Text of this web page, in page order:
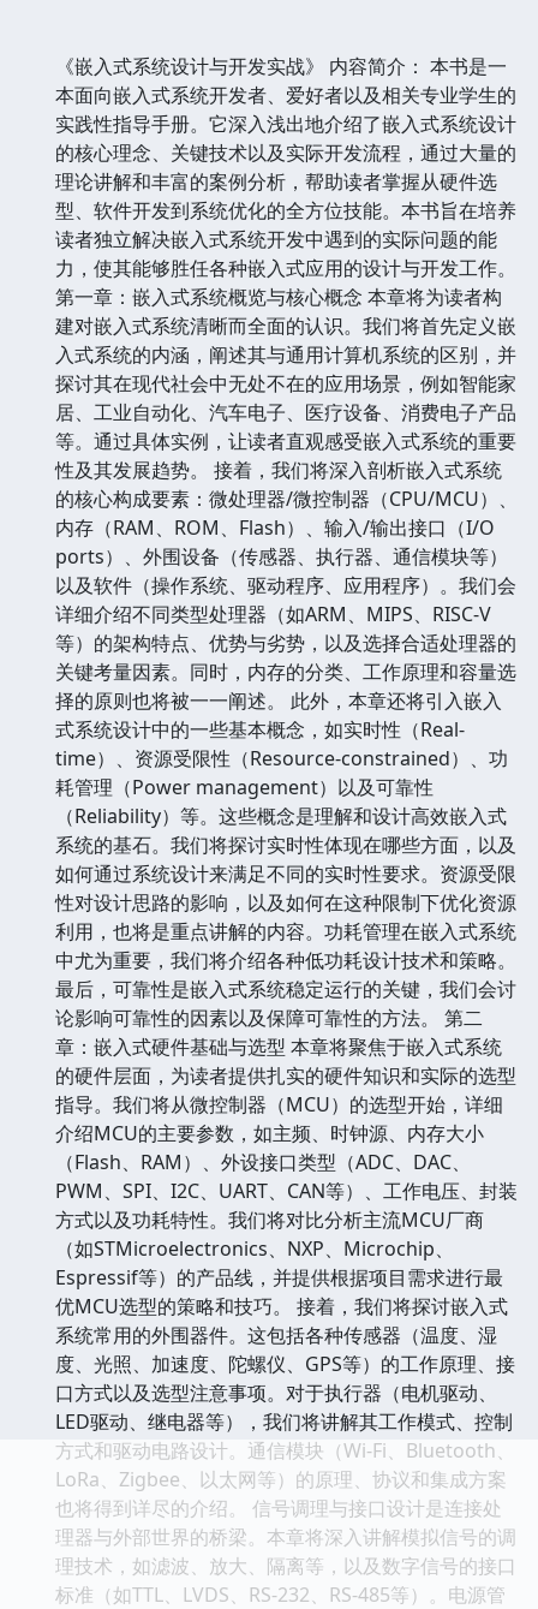
《嵌入式系统设计与开发实战》 内容简介： 本书是一
本面向嵌入式系统开发者、爱好者以及相关专业学生的
实践性指导手册。它深入浅出地介绍了嵌入式系统设计
的核心理念、关键技术以及实际开发流程，通过大量的
理论讲解和丰富的案例分析，帮助读者掌握从硬件选
型、软件开发到系统优化的全方位技能。本书旨在培养
读者独立解决嵌入式系统开发中遇到的实际问题的能
力，使其能够胜任各种嵌入式应用的设计与开发工作。
第一章：嵌入式系统概览与核心概念 本章将为读者构
建对嵌入式系统清晰而全面的认识。我们将首先定义嵌
入式系统的内涵，阐述其与通用计算机系统的区别，并
探讨其在现代社会中无处不在的应用场景，例如智能家
居、工业自动化、汽车电子、医疗设备、消费电子产品
等。通过具体实例，让读者直观感受嵌入式系统的重要
性及其发展趋势。 接着，我们将深入剖析嵌入式系统
的核心构成要素：微处理器/微控制器（CPU/MCU）、
内存（RAM、ROM、Flash）、输入/输出接口（I/O
ports）、外围设备（传感器、执行器、通信模块等）
以及软件（操作系统、驱动程序、应用程序）。我们会
详细介绍不同类型处理器（如ARM、MIPS、RISC-V
等）的架构特点、优势与劣势，以及选择合适处理器的
关键考量因素。同时，内存的分类、工作原理和容量选
择的原则也将被一一阐述。 此外，本章还将引入嵌入
式系统设计中的一些基本概念，如实时性（Real-
time）、资源受限性（Resource-constrained）、功
耗管理（Power management）以及可靠性
（Reliability）等。这些概念是理解和设计高效嵌入式
系统的基石。我们将探讨实时性体现在哪些方面，以及
如何通过系统设计来满足不同的实时性要求。资源受限
性对设计思路的影响，以及如何在这种限制下优化资源
利用，也将是重点讲解的内容。功耗管理在嵌入式系统
中尤为重要，我们将介绍各种低功耗设计技术和策略。
最后，可靠性是嵌入式系统稳定运行的关键，我们会讨
论影响可靠性的因素以及保障可靠性的方法。 第二
章：嵌入式硬件基础与选型 本章将聚焦于嵌入式系统
的硬件层面，为读者提供扎实的硬件知识和实际的选型
指导。我们将从微控制器（MCU）的选型开始，详细
介绍MCU的主要参数，如主频、时钟源、内存大小
（Flash、RAM）、外设接口类型（ADC、DAC、
PWM、SPI、I2C、UART、CAN等）、工作电压、封装
方式以及功耗特性。我们将对比分析主流MCU厂商
（如STMicroelectronics、NXP、Microchip、
Espressif等）的产品线，并提供根据项目需求进行最
优MCU选型的策略和技巧。 接着，我们将探讨嵌入式
系统常用的外围器件。这包括各种传感器（温度、湿
度、光照、加速度、陀螺仪、GPS等）的工作原理、接
口方式以及选型注意事项。对于执行器（电机驱动、
LED驱动、继电器等），我们将讲解其工作模式、控制
方式和驱动电路设计。通信模块（Wi-Fi、Bluetooth、
LoRa、Zigbee、以太网等）的原理、协议和集成方案
也将得到详尽的介绍。 信号调理与接口设计是连接处
理器与外部世界的桥梁。本章将深入讲解模拟信号的调
理技术，如滤波、放大、隔离等，以及数字信号的接口
标准（如TTL、LVDS、RS-232、RS-485等）。电源管